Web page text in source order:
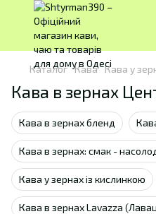
Каталог Кава Кава у
Кава в зернах
Кава в зернах бленд
Кава в зернах: смак -
Кава у зернах із кислинкою
Кава в зернах Lavazza